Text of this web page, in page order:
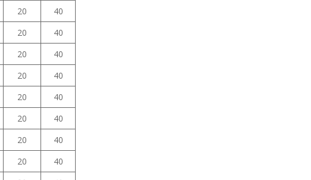
20
40
20
40
20
40
20
40
20
40
20
40
20
40
20
40